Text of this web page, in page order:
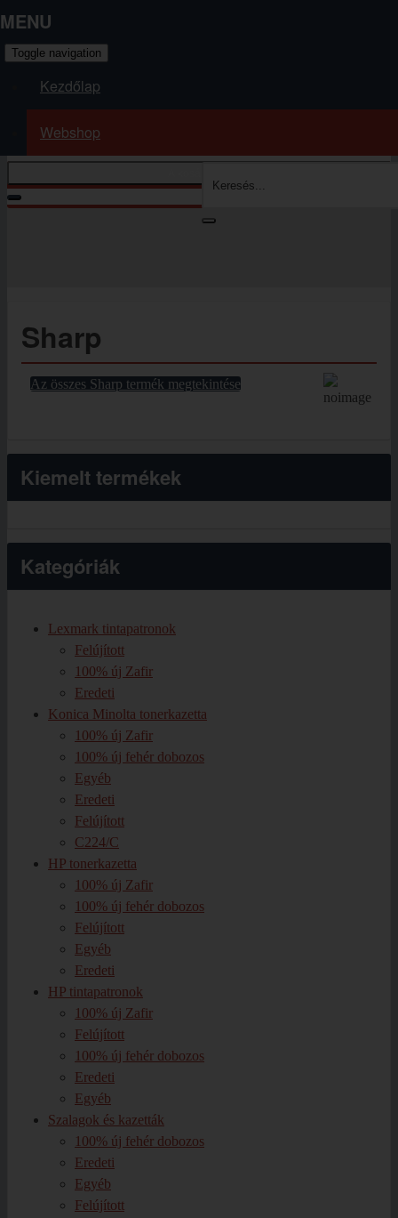
MENU
Toggle navigation
Kezdőlap
Webshop
Ön itt van:
Sharp
Az összes Sharp termék megtekintése
Kiemelt termékek
Kategóriák
Lexmark tintapatronok
Felújított
100% új Zafir
Eredeti
Konica Minolta tonerkazetta
100% új Zafir
100% új fehér dobozos
Egyéb
Eredeti
Felújított
C224/C
HP tonerkazetta
100% új Zafir
100% új fehér dobozos
Felújított
Egyéb
Eredeti
HP tintapatronok
100% új Zafir
Felújított
100% új fehér dobozos
Eredeti
Egyéb
Szalagok és kazetták
100% új fehér dobozos
Eredeti
Egyéb
Felújított